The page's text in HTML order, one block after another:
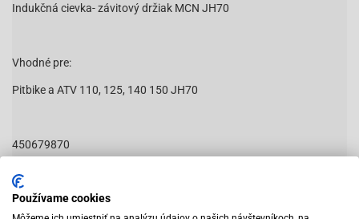
Indukčná cievka- závitový držiak MCN JH70
Vhodné pre:
Pitbike a ATV 110, 125, 140 150 JH70
450679870
Používame cookies